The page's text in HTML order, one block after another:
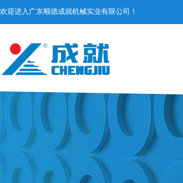
欢迎进入广东顺德成就机械实业有限公司！​